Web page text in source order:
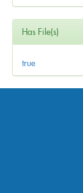
Has File(s)
true